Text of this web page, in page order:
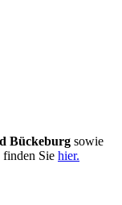
Bückeburg sowie
finden Sie hier.